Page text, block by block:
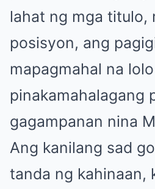
lahat ng mga titulo,
posisyon, ang
mapagmahal na
pinakamahalagang
gagampanan nina
Ang kanilang sad
tanda ng kahinaan,